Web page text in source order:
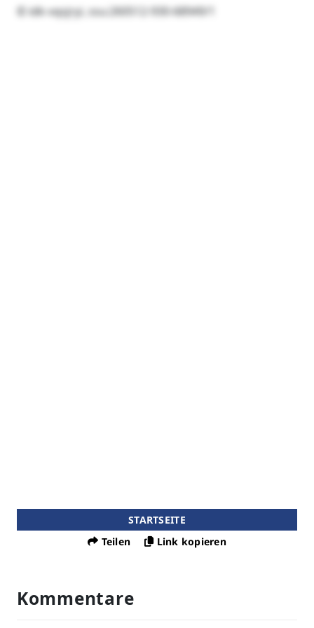
© idk-vqsjryi, ssu:260512-930-68949/1
STARTSEITE
Teilen
Link kopieren
Kommentare